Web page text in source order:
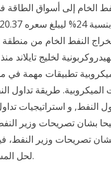
الخام إلى أسواق
فبراير/ شباط العام 2002. وتم استخراج
لخليج تايلاند
تطبيقات مهمة في
الميكروبية. طريقة تداول
النفط, و استراتيجيات
بشان تصريحات وزير
تصريحات وزير النفط،
لحل المسائل المتعلقة إزاء النفط.